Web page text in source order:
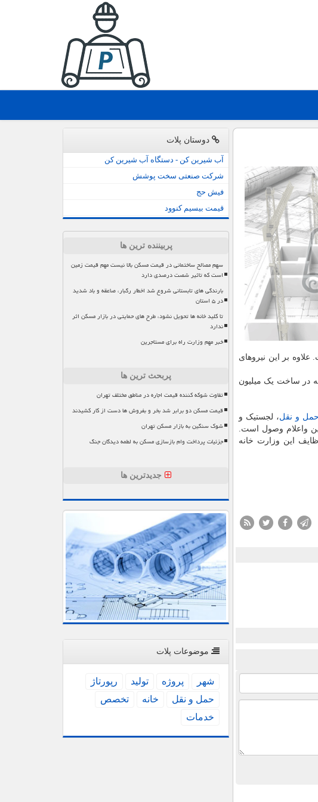
است. علاوه بر این نیروهای
در ساخت یک میلیون
حمل و نقل، لجستیک و
واعلام وصول است.
این وزارت خانه
دوستان پلات
آب شیرین کن - دستگاه آب شیرین کن
شرکت صنعتی سخت پوشش
فیش حج
قیمت بیسیم کنوود
پربیننده ترین ها
سهم مصالح ساختمانی در قیمت مسکن بالا نیست مهم قیمت زمین
است که تاثیر شصت درصدی دارد
بارندگی های تابستانی شروع شد اخطار رگبار، صاعقه و باد شدید
در ۵ استان
تا کلید خانه ها تحویل نشود، طرح های حمایتی در بازار مسکن اثر
ندارد
خبر مهم وزارت راه برای مستاجرین
پربحث ترین ها
تفاوت شوکه کننده قیمت اجاره در مناطق مختلف تهران
قیمت مسکن دو برابر شد بخر و بفروش ها دست از کار کشیدند
شوک سنگین به بازار مسکن تهران
جزئیات پرداخت وام بازسازی مسکن به لطمه دیدگان جنگ
جدیدترین ها
موضوعات پلات
شهر پروژه تولید
رپورتاژ
حمل و نقل
خانه
تخصص
خدمات